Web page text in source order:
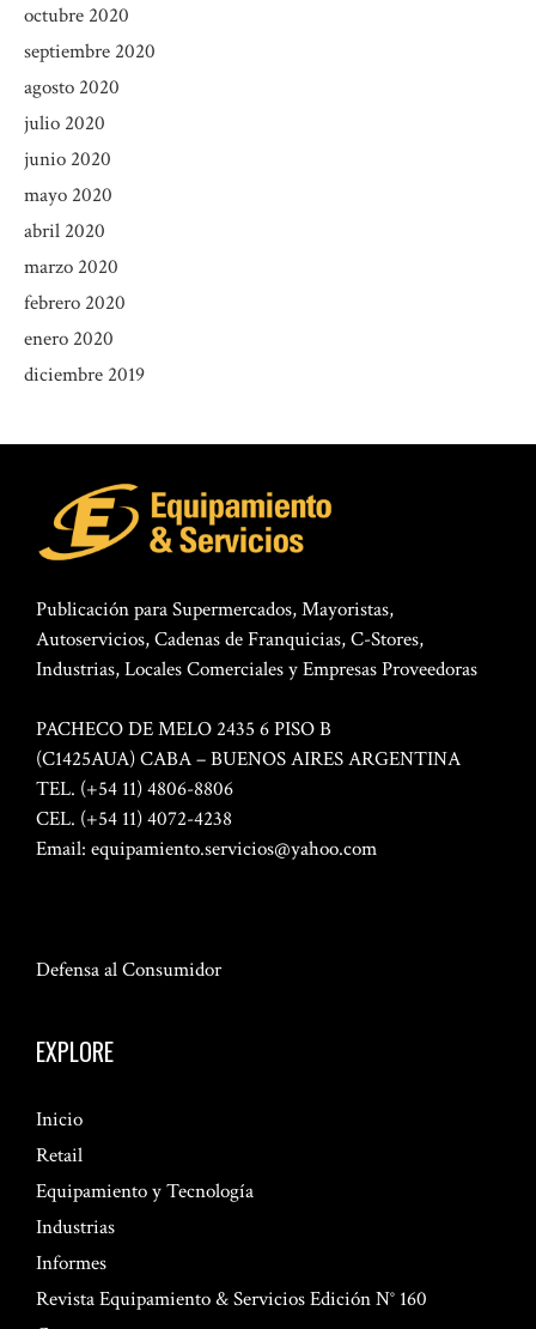
octubre 2020
septiembre 2020
agosto 2020
julio 2020
junio 2020
mayo 2020
abril 2020
marzo 2020
febrero 2020
enero 2020
diciembre 2019
Publicación para Supermercados, Mayoristas,
Autoservicios, Cadenas de Franquicias, C-Stores,
Industrias, Locales Comerciales y Empresas Proveedoras
PACHECO DE MELO 2435 6 PISO B
(C1425AUA) CABA – BUENOS AIRES ARGENTINA
TEL. (+54 11) 4806-8806
CEL. (+54 11) 4072-4238
Email: equipamiento.servicios@yahoo.com
Defensa al Consumidor
EXPLORE
Inicio
Retail
Equipamiento y Tecnología
Industrias
Informes
Revista Equipamiento & Servicios Edición N° 160